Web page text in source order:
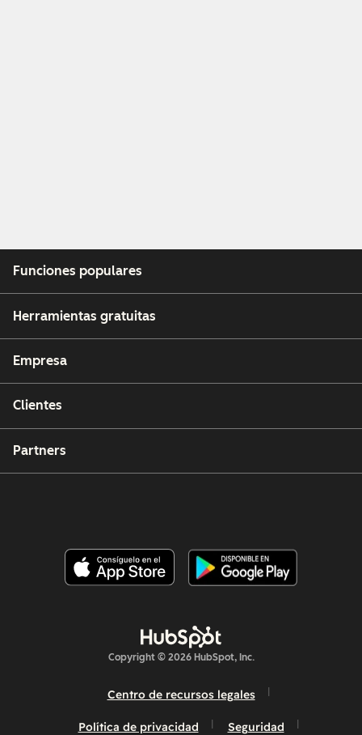
Funciones populares
Herramientas gratuitas
Empresa
Clientes
Partners
Copyright © 2026 HubSpot, Inc.
Centro de recursos legales
Política de privacidad Seguridad